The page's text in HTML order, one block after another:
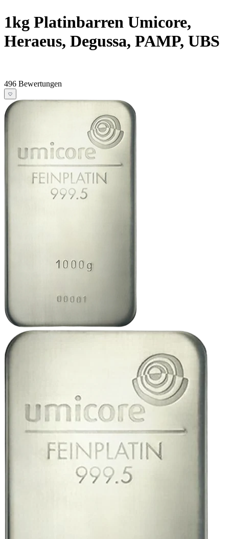
1kg Platinbarren Umicore,
Heraeus, Degussa, PAMP, UBS
496 Bewertungen